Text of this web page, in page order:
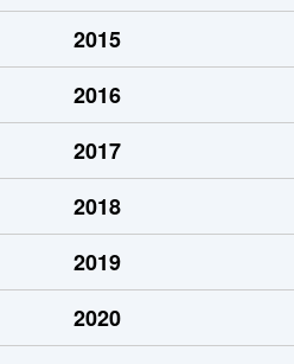
640万円
2,800万円
2015
2016
2017
2018
2019
2020